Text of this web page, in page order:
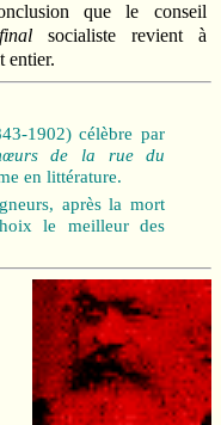
que le conseil
socialiste revient à
entier.
1902) célèbre par
de la rue du
en littérature.
après la mort
le meilleur des